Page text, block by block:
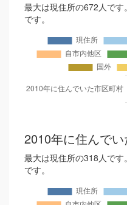
最大は現住所の672人で
です。
2010年に住んでい
最大は現住所の318人で
です。